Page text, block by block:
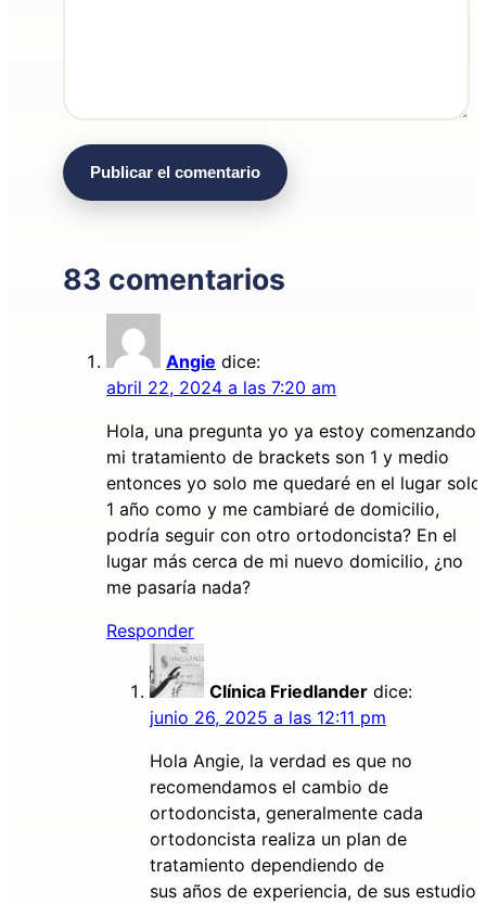
83 comentarios
Angie dice:
abril 22, 2024 a las 7:20 am
Hola, una pregunta yo ya estoy comenzando
mi tratamiento de brackets son 1 y medio
entonces yo solo me quedaré en el lugar solo
1 año como y me cambiaré de domicilio,
podría seguir con otro ortodoncista? En el
lugar más cerca de mi nuevo domicilio, ¿no
me pasaría nada?
Responder
Clínica Friedlander dice:
junio 26, 2025 a las 12:11 pm
Hola Angie, la verdad es que no
recomendamos el cambio de
ortodoncista, generalmente cada
ortodoncista realiza un plan de
tratamiento dependiendo de
sus años de experiencia, de sus estudios